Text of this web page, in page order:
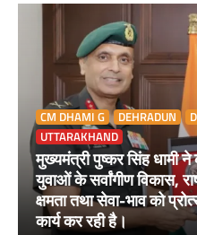
CM DHAMI G DEHRADUN
UTTARAKHAND
मुख्यमंत्री पुष्कर सिंह धामी
युवाओं के सर्वांगीण विकास,
क्षमता तथा सेवा-भाव को
कार्य कर रही है।